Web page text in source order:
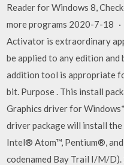
Reader for Windows 8,
more programs 2020-7-18
Activator is extraordinary
be applied to any edition and
addition tool is appropriate
bit. Purpose . This install
Graphics driver for
driver package will install
Intel® Atom™, Pentium®,
codenamed Bay Trail I/M/